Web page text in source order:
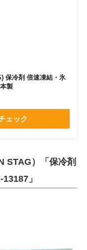
保冷剤 倍速凍結・氷
製
ェック
STAG）「保冷剤
」